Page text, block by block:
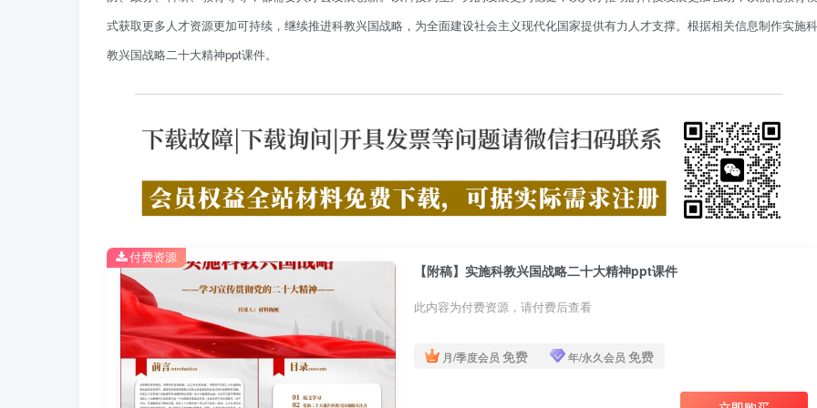
式获取更多人才资源更加可持续，继续推进科教兴国战略，为全面建设社会主义现代化国家提供有力人才支撑。根据相关信息制作实施科
教兴国战略二十大精神ppt课件。
【附稿】实施科教兴国战略二十大精神ppt课件
此内容为付费资源，请付费后查看
月/季度会员 免费 年/永久会员 免费
付费资源